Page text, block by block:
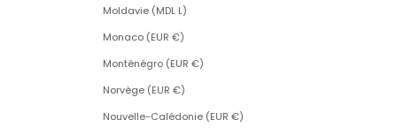
Moldavie (MDL L)
Monaco (EUR €)
Monténégro (EUR €)
Norvège (EUR €)
Nouvelle-Calédonie (EUR €)